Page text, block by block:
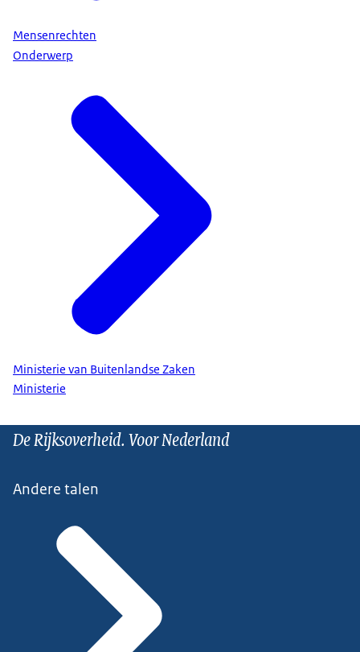
Mensenrechten
Onderwerp
Ministerie van Buitenlandse Zaken
Ministerie
De Rijksoverheid. Voor Nederland
Andere talen